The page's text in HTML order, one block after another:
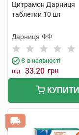
Цитрамон Дарниця
таблетки 10 шт
Дарниця ФФ
Є в наявності
від 33.20 грн
КУПИТИ